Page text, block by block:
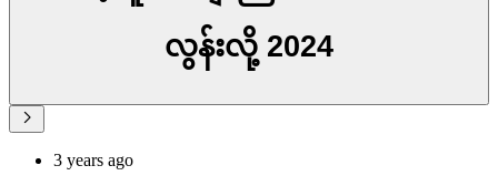
လွန်းလို့ 2024
3 years ago